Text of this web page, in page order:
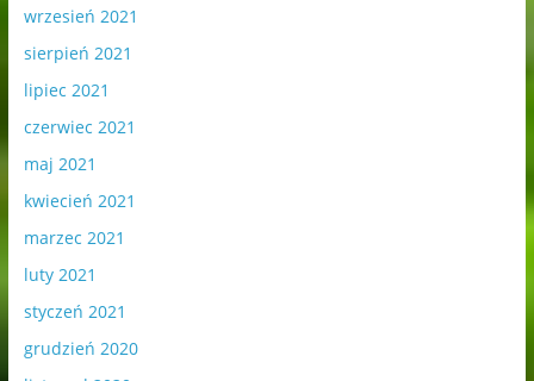
wrzesień 2021
sierpień 2021
lipiec 2021
czerwiec 2021
maj 2021
kwiecień 2021
marzec 2021
luty 2021
styczeń 2021
grudzień 2020